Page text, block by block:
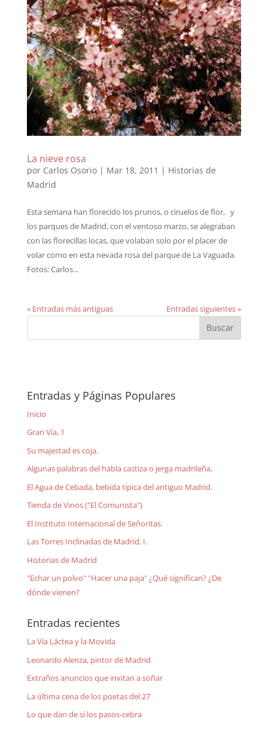
La nieve rosa
por Carlos Osorio| Mar 18, 2011 | Historias de
Madrid
Esta semana han florecido los prunos, o ciruelos de flor, y
los parques de Madrid, con el ventoso marzo, se alegraban
con las florecillas locas, que volaban solo por el placer de
volar como en esta nevada rosa del parque de La Vaguada.
Fotos: Carlos...
« Entradas más antiguas Entradas siguientes »
Entradas y Páginas Populares
Inicio
Gran Vía, 1
Su majestad es coja.
Algunas palabras del habla castiza o jerga madrileña.
El Agua de Cebada, bebida típica del antiguo Madrid.
Tienda de Vinos ("El Comunista")
El Instituto Internacional de Señoritas.
Las Torres Inclinadas de Madrid, I.
Historias de Madrid
"Echar un polvo" "Hacer una paja" ¿Qué significan? ¿De
dónde vienen?
Entradas recientes
La Vía Láctea y la Movida
Leonardo Alenza, pintor de Madrid
Extraños anuncios que invitan a soñar
La última cena de los poetas del 27
Lo que dan de sí los pasos-cebra